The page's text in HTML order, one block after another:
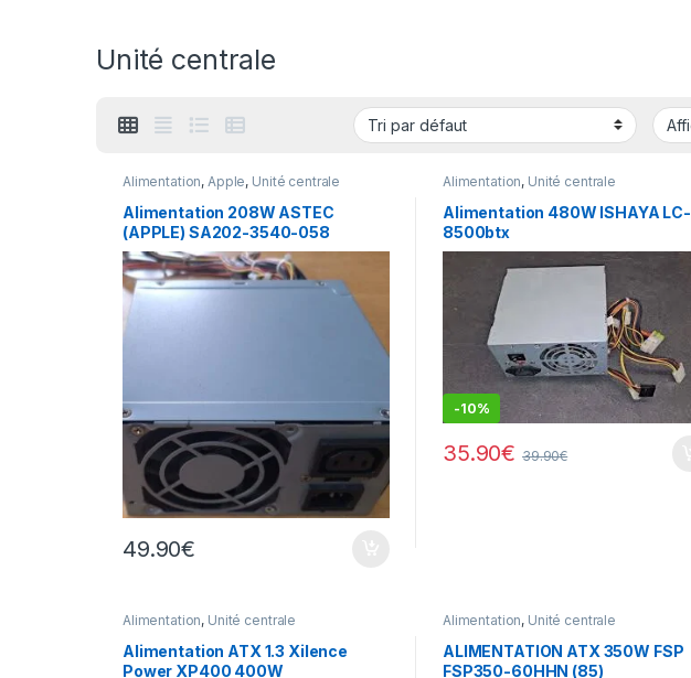
Unité centrale
Alimentation,Apple, Unité centrale
Alimentation 208W ASTEC
(APPLE) SA202-3540-058
49.90€
Alimentation, Unité centrale
Alimentation 480W ISHAYA LC-
8500btx
-10%
35.90€ 39.90€
Alimentation, Unité centrale
Alimentation ATX 1.3 Xilence
Power XP400 400W
Alimentation, Unité centrale
ALIMENTATION ATX 350W FSP
FSP350-60HHN (85)